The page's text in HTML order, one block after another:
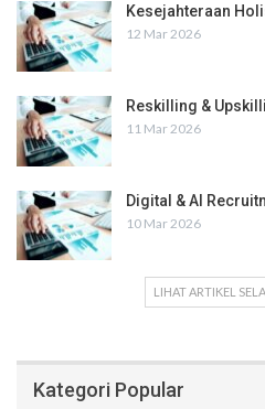
Kesejahteraan
12 Mar 2026
Reskilling &
11 Mar 2026
Digital & AI
10 Mar 2026
LIHAT ARTIKEL
Kategori Popular